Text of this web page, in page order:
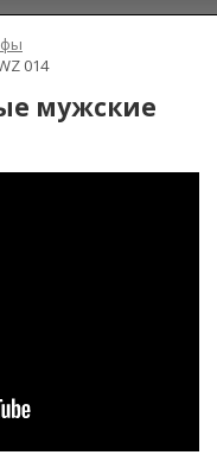
014
мужские